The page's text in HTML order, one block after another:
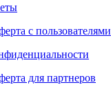
с пользователями
для партнеров